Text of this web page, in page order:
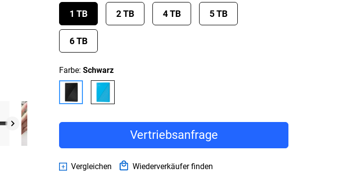
1 TB 2 TB 4 TB 5 TB
6 TB
Farbe:Schwarz
Vertriebsanfrage
Vergleichen Wiederverkäufer finden